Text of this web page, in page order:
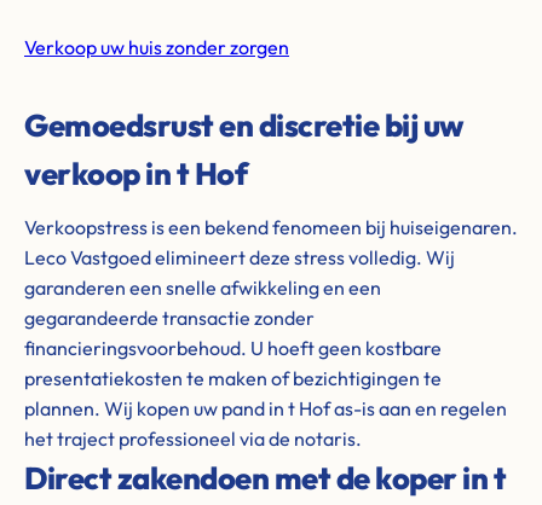
Verkoop uw huis zonder zorgen
Gemoedsrust en discretie bij uw
verkoop in t Hof
Verkoopstress is een bekend fenomeen bij huiseigenaren.
Leco Vastgoed elimineert deze stress volledig. Wij
garanderen een snelle afwikkeling en een
gegarandeerde transactie zonder
financieringsvoorbehoud. U hoeft geen kostbare
presentatiekosten te maken of bezichtigingen te
plannen. Wij kopen uw pand in t Hof as-is aan en regelen
het traject professioneel via de notaris.
Direct zakendoen met de koper in t